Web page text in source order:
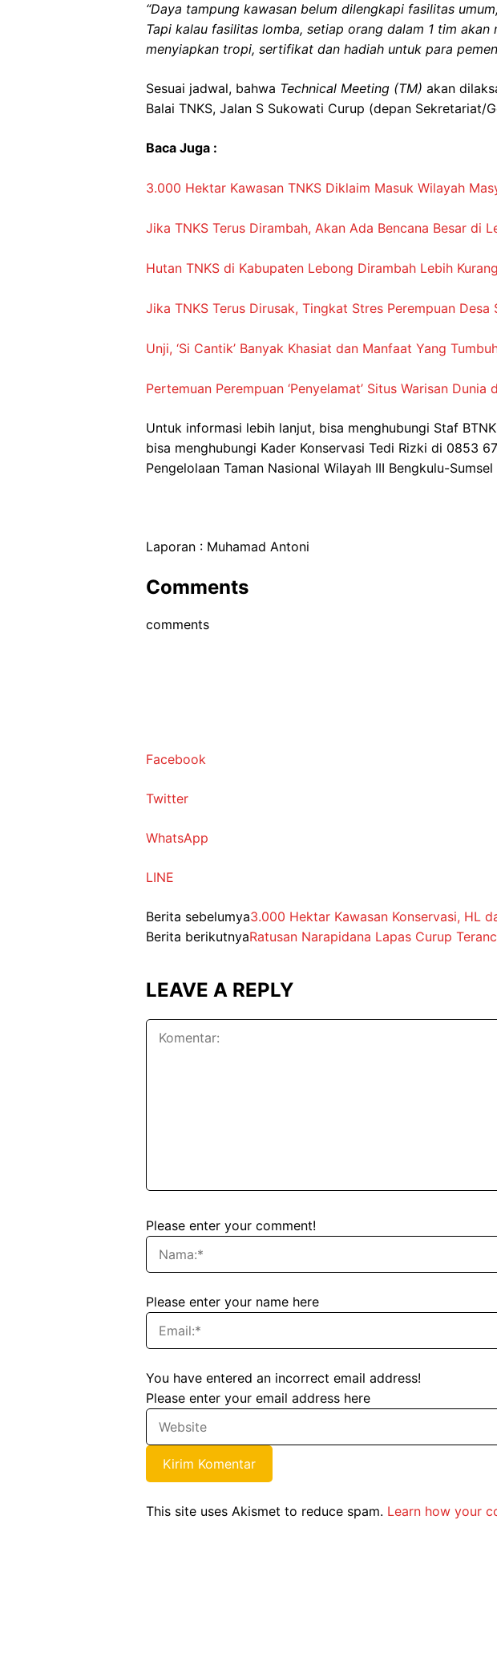
“Daya tampung kawasan belum dilengkapi fasilitas
Tapi kalau fasilitas lomba, setiap orang dalam 1 tim
menyiapkan tropi, sertifikat dan hadiah untuk para
Sesuai jadwal, bahwa Technical Meeting (TM) akan
Balai TNKS, Jalan S Sukowati Curup (depan Sekretariat/
Baca Juga :
3.000 Hektar Kawasan TNKS Diklaim Masuk Wilayah
Jika TNKS Terus Dirambah, Akan Ada Bencana Besar di
Hutan TNKS di Kabupaten Lebong Dirambah Lebih
Jika TNKS Terus Dirusak, Tingkat Stres Perempuan
Unji, ‘Si Cantik’ Banyak Khasiat dan Manfaat Yang
Pertemuan Perempuan ‘Penyelamat’ Situs Warisan
Untuk informasi lebih lanjut, bisa menghubungi Staf
bisa menghubungi Kader Konservasi Tedi Rizki di 0853
Pengelolaan Taman Nasional Wilayah III Bengkulu-
Laporan : Muhamad Antoni
Comments
comments
Facebook
Twitter
WhatsApp
LINE
Berita sebelumya3.000 Hektar Kawasan Konservasi, HL
Berita berikutnyaRatusan Narapidana Lapas Curup
LEAVE A REPLY
Please enter your comment!
Please enter your name here
You have entered an incorrect email address!
Please enter your email address here
This site uses Akismet to reduce spam. Learn how your